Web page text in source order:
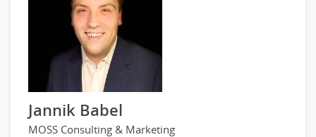
Verfahrenstechnik
Vertriebsingenieur
Wirtschaftsingenieur
Technisches Gebäudemanagement (TGM)
Anwendungsadministration
Consulting, Engineering
Data Warehouse, Business Intelligence
Jannik Babel
MOSS Consulting & Marketing